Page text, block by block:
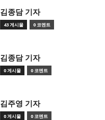
김종담 기자
43 게시물 0 코멘트
김종담 기자
0 게시물 0 코멘트
김주영 기자
0 게시물 0 코멘트